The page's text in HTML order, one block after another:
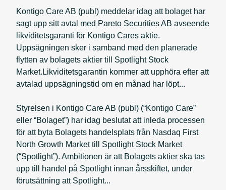
Kontigo Care AB (publ) meddelar idag att bolaget har
sagt upp sitt avtal med Pareto Securities AB avseende
likviditetsgaranti för Kontigo Cares aktie.
Uppsägningen sker i samband med den planerade
flytten av bolagets aktier till Spotlight Stock
Market.Likviditetsgarantin kommer att upphöra efter att
avtalad uppsägningstid om en månad har löpt...
Styrelsen i Kontigo Care AB (publ) (“Kontigo Care”
eller “Bolaget”) har idag beslutat att inleda processen
för att byta Bolagets handelsplats från Nasdaq First
North Growth Market till Spotlight Stock Market
(“Spotlight”). Ambitionen är att Bolagets aktier ska tas
upp till handel på Spotlight innan årsskiftet, under
förutsättning att Spotlight...